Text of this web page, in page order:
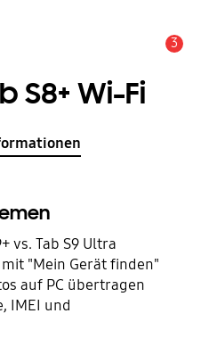
3
S8+ Wi-Fi
vs. Tab S9 Ultra
"Mein Gerät finden"
auf PC übertragen
IMEI und